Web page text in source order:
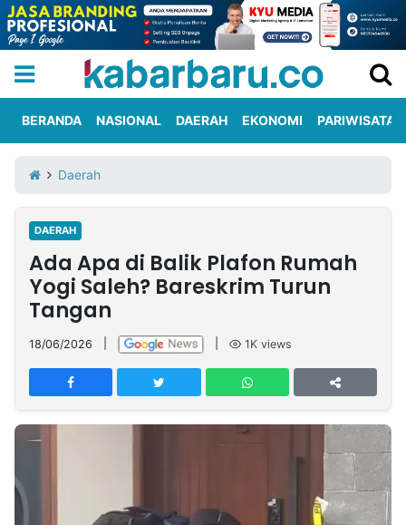
Iklan
Berita
Kami
Nasional
International
Olahraga
Entertainment
Daerah
Pariwisata
Kuliner
Kolom
Network
PT
TREETAN
INDONESIA
Partner
BERANDA NASIONAL DAERAH EKONOMI PARIWISATA
Daerah
DAERAH
Ada Apa di Balik Plafon Rumah
Yogi Saleh? Bareskrim Turun
Tangan
18/06/2026 1K views